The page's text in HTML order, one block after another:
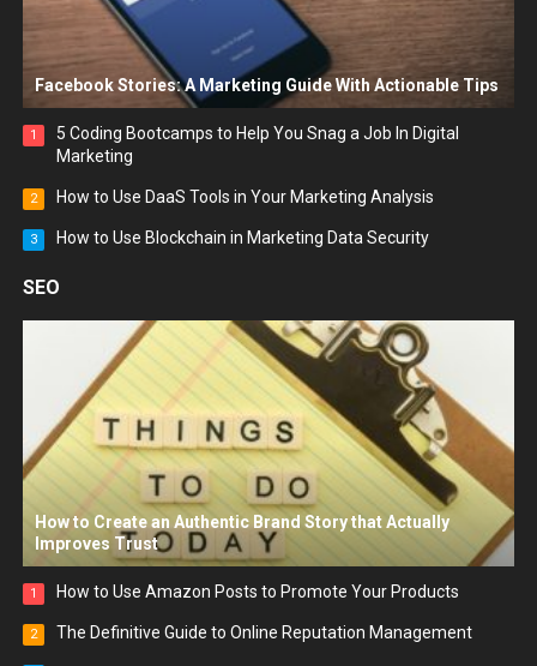
Facebook Stories: A Marketing Guide With Actionable Tips
1
5 Coding Bootcamps to Help You Snag a Job In Digital
Marketing
2 How to Use DaaS Tools in Your Marketing Analysis
3 How to Use Blockchain in Marketing Data Security
SEO
How to Create an Authentic Brand Story that Actually
Improves Trust
1 How to Use Amazon Posts to Promote Your Products
2 The Definitive Guide to Online Reputation Management